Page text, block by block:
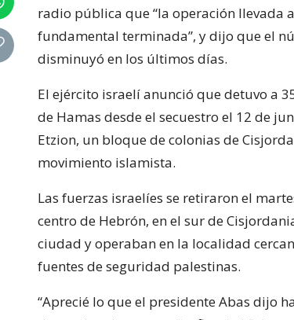
radio pública que “la operación llevada
fundamental terminada”, y dijo que el
disminuyó en los últimos días.
El ejército israelí anunció que detuvo a
de Hamas desde el secuestro el 12 de
Etzion, un bloque de colonias de
movimiento islamista.
Las fuerzas israelíes se retiraron el
centro de Hebrón, en el sur de
ciudad y operaban en la localidad
fuentes de seguridad palestinas.
“Aprecié lo que el presidente Abas dijo